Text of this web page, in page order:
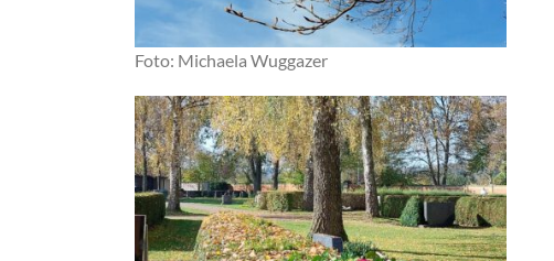
Foto: Michaela Wuggazer